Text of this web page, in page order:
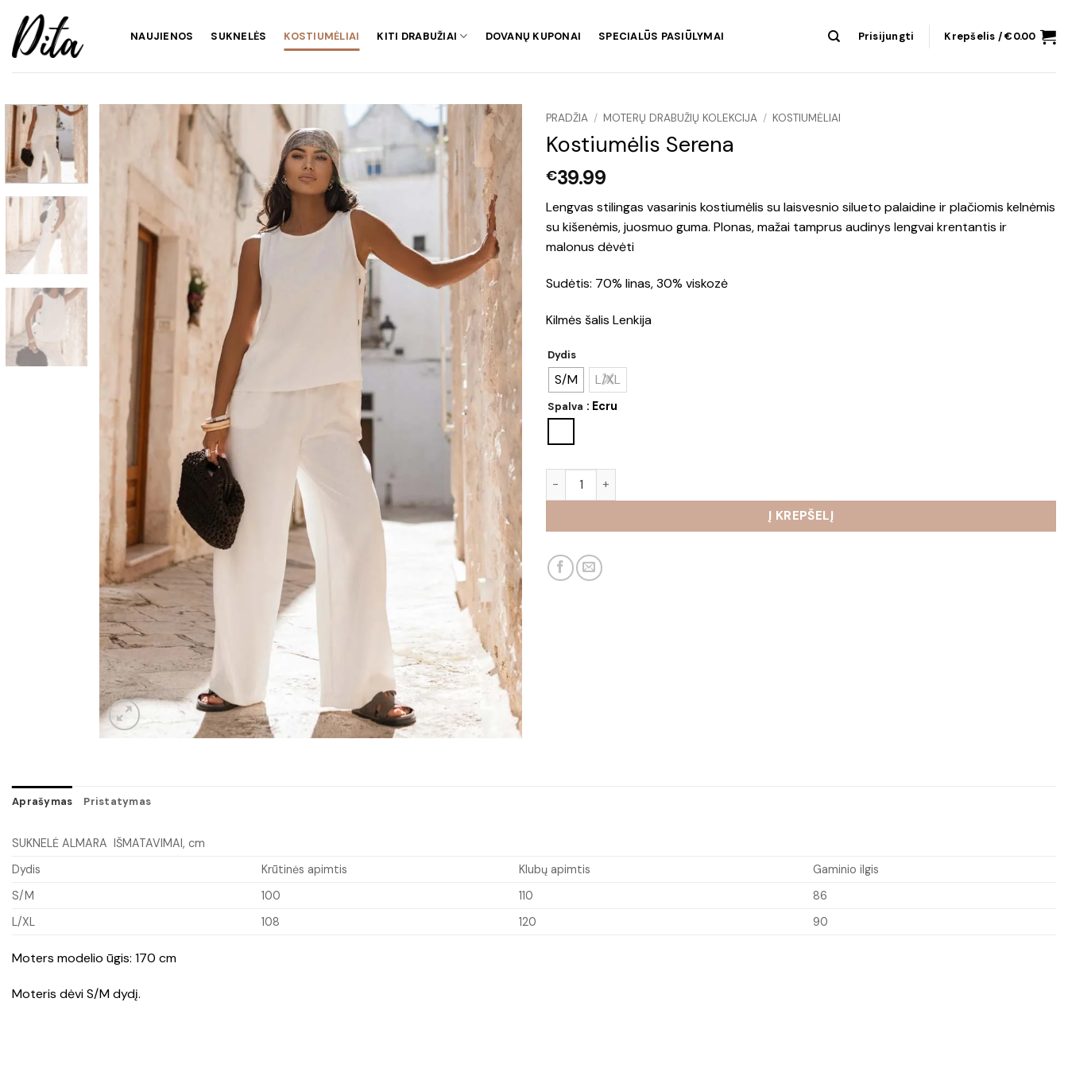
content
NAUJIENOS SUKNELĖS KOSTIUMĖLIAI KITI DRABUŽIAI DOVANŲ KUPONAI SPECIALŪS PASIŪLYMAI Prisijungti Krepšelis /€0.00
PRADŽIA / MOTERŲ DRABUŽIŲ KOLEKCIJA / KOSTIUMĖLIAI
Kostiumėlis Serena
€39.99
Lengvas stilingas vasarinis kostiumėlis su laisvesnio silueto palaidine ir plačiomis kelnėmis
su kišenėmis, juosmuo guma. Plonas, mažai tamprus audinys lengvai krentantis ir
malonus dėvėti
Sudėtis: 70% linas, 30% viskozė
Kilmės šalis Lenkija
Dydis
S/M L/XL
Spalva : Ecru
produkto kiekis: Kostiumėlis Serena
Į KREPŠELĮ
Aprašymas Pristatymas
SUKNELĖ ALMARA IŠMATAVIMAI, cm
Dydis
Krūtinės apimtis Klubų apimtis
Gaminio ilgis
S/M
100 110
86
L/XL
108 120 90
Moters modelio ūgis: 170 cm
Moteris dėvi S/M dydį.